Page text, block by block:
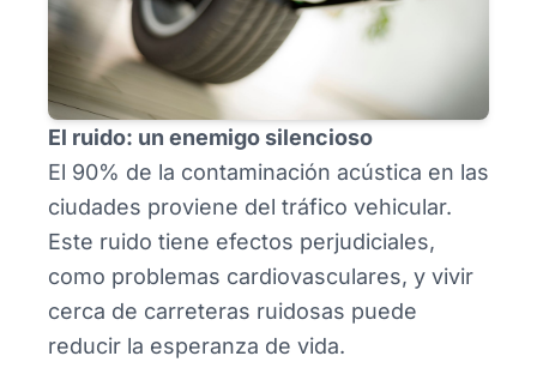
El ruido: un enemigo silencioso
El 90% de la contaminación acústica en las
ciudades proviene del tráfico vehicular.
Este ruido tiene efectos perjudiciales,
como problemas cardiovasculares, y vivir
cerca de carreteras ruidosas puede
reducir la esperanza de vida.